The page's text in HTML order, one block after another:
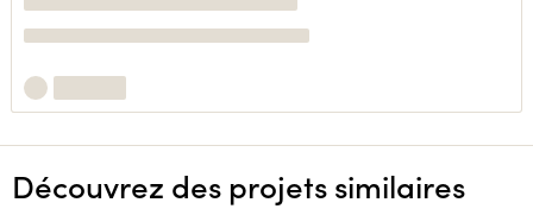
Découvrez des projets similaires